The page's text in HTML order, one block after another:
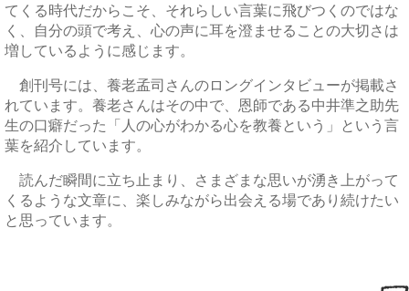
てくる時代だからこそ、それらしい言葉に飛びつくのではな
く、自分の頭で考え、心の声に耳を澄ませることの大切さは
増しているように感じます。
創刊号には、養老孟司さんのロングインタビューが掲載さ
れています。養老さんはその中で、恩師である中井準之助先
生の口癖だった「人の心がわかる心を教養という」という言
葉を紹介しています。
読んだ瞬間に立ち止まり、さまざまな思いが湧き上がって
くるような文章に、楽しみながら出会える場であり続けたい
と思っています。